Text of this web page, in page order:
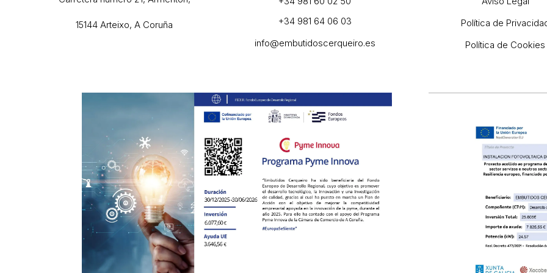
15144 Arteixo, A Coruña
+34 981 64 06 03
info@embutidoscerqueiro.es
Política de
Política de Cookies